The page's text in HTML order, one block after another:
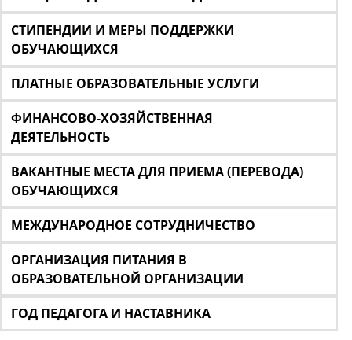
СТИПЕНДИИ И МЕРЫ ПОДДЕРЖКИ
ОБУЧАЮЩИХСЯ
ПЛАТНЫЕ ОБРАЗОВАТЕЛЬНЫЕ УСЛУГИ
ФИНАНСОВО-ХОЗЯЙСТВЕННАЯ
ДЕЯТЕЛЬНОСТЬ
ВАКАНТНЫЕ МЕСТА ДЛЯ ПРИЕМА (ПЕРЕВОДА)
ОБУЧАЮЩИХСЯ
МЕЖДУНАРОДНОЕ СОТРУДНИЧЕСТВО
ОРГАНИЗАЦИЯ ПИТАНИЯ В
ОБРАЗОВАТЕЛЬНОЙ ОРГАНИЗАЦИИ
ГОД ПЕДАГОГА И НАСТАВНИКА